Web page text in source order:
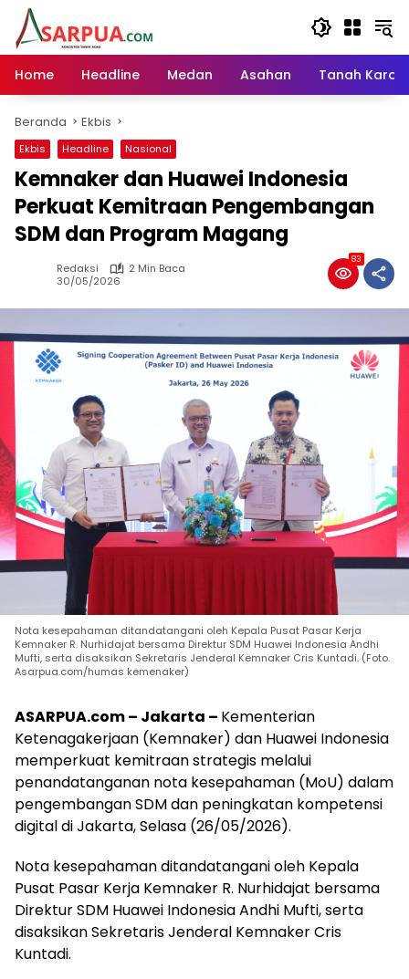
Langsung
konten
Home
Headline Medan Asahan Tanah Karo
Beranda Ekbis
Ekbis Headline Nasional
Kemnaker dan Huawei Indonesia
Perkuat Kemitraan Pengembangan
SDM dan Program Magang
Redaksi
2 Min Baca
30/05/2026
83
Nota kesepahaman ditandatangani oleh Kepala Pusat Pasar Kerja
Kemnaker R. Nurhidajat bersama Direktur SDM Huawei Indonesia Andhi
Mufti, serta disaksikan Sekretaris Jenderal Kemnaker Cris Kuntadi. (Foto.
Asarpua.com/humas kemenaker)
ASARPUA.com – Jakarta – Kementerian
Ketenagakerjaan (Kemnaker) dan Huawei Indonesia
memperkuat kemitraan strategis melalui
penandatanganan nota kesepahaman (MoU) dalam
pengembangan SDM dan peningkatan kompetensi
digital di Jakarta, Selasa (26/05/2026).
Nota kesepahaman ditandatangani oleh Kepala
Pusat Pasar Kerja Kemnaker R. Nurhidajat bersama
Direktur SDM Huawei Indonesia Andhi Mufti, serta
disaksikan Sekretaris Jenderal Kemnaker Cris
Kuntadi.